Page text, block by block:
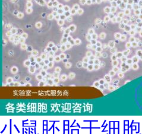
小鼠胚胎干细胞